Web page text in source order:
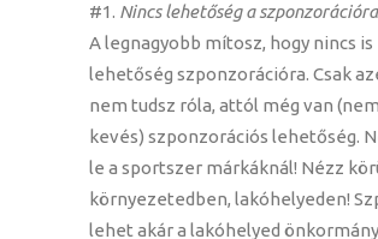
#1. Nincs lehetőség a
A legnagyobb mítosz, hogy nincs is
lehetőség szponzorációra. Csak
nem tudsz róla, attól még van
kevés) szponzorációs lehetőség.
le a sportszer márkáknál! Nézz
környezetedben, lakóhelyeden!
lehet akár a lakóhelyed